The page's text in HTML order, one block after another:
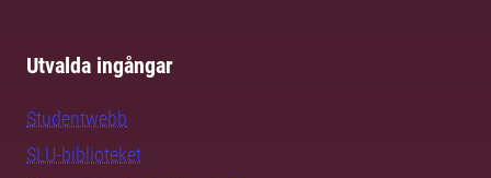
Utvalda ingångar
Studentwebb
SLU-biblioteket